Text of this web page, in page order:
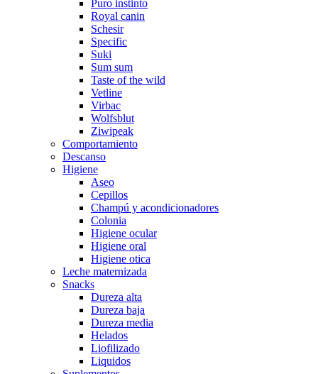
Puro instinto
Royal canin
Schesir
Specific
Suki
Sum sum
Taste of the wild
Vetline
Virbac
Wolfsblut
Ziwipeak
Comportamiento
Descanso
Higiene
Aseo
Cepillos
Champú y acondicionadores
Colonia
Higiene ocular
Higiene oral
Higiene otica
Leche maternizada
Snacks
Dureza alta
Dureza baja
Dureza media
Helados
Liofilizado
Liquidos